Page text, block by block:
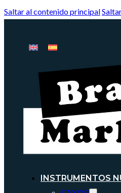
Saltar al contenido principal
INSTRUMENTOS